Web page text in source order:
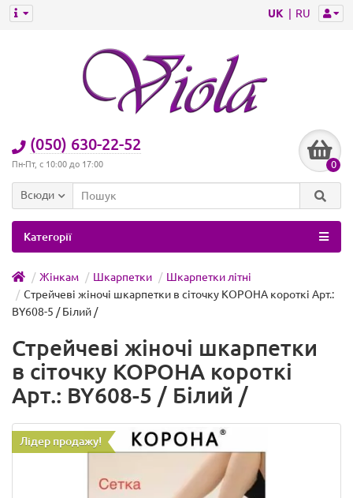
UK RU
(050) 630-22-52
Пн-Пт, с 10:00 до 17:00 0
Всюди
Категорії
Жінкам Шкарпетки
Шкарпетки літні
Стрейчеві жіночі шкарпетки в сіточку КОРОНА короткі Арт.:
BY608-5 / Білий /
Стрейчеві жіночі шкарпетки
в сіточку КОРОНА короткі
Арт.: BY608-5 / Білий /
Лідер продажу!